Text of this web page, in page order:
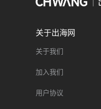
关于出海网
关于我们
加入我们
用户协议